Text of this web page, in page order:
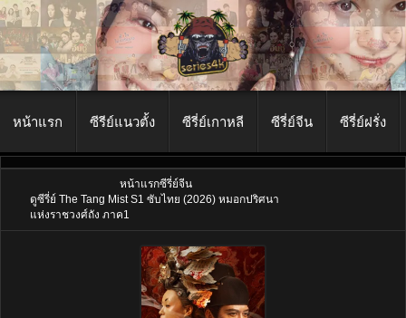
หน้าแรก ซีรีย์แนวตั้ง ซีรี่ย์เกาหลี ซีรี่ย์จีน ซีรี่ย์ฝรั่ง
หน้าแรกซีรี่ย์จีน
ดูซีรี่ย์ The Tang Mist S1 ซับไทย (2026) หมอกปริศนา
แห่งราชวงศ์ถัง ภาค1